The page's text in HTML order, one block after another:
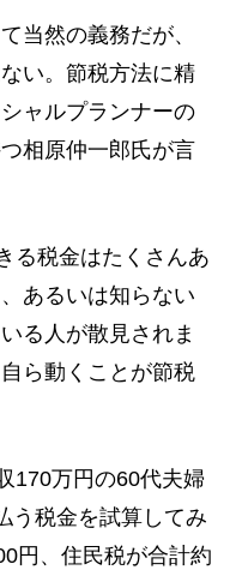
当然の義務だが、
い。節税方法に精
ャルプランナーの
相原仲一郎氏が言
る税金はたくさんあ
あるいは知らない
る人が散見されま
ら動くことが節税
170万円の60代夫婦
う税金を試算してみ
円、住民税が合計約